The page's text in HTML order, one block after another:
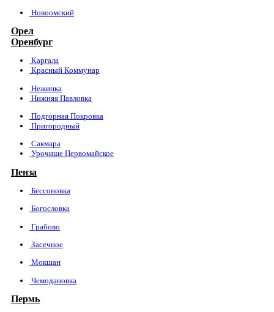
Новоомский
Орел
Оренбург
Каргала
Красный Коммунар
Нежинка
Нижняя Павловка
Подгорная Покровка
Пригородный
Сакмара
Урочище Первомайское
Пенза
Бессоновка
Богословка
Грабово
Засечное
Мокшан
Чемодановка
Пермь